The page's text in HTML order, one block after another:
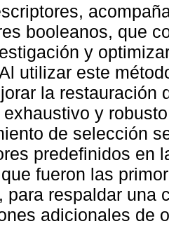
booleanos, que
y
utilizar este
la restauración
y
de selección
predefinidos en
fueron las
para respaldar una
adicionales de